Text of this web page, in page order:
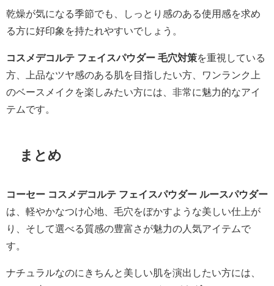
乾燥が気になる季節でも、しっとり感のある使用感を求め
る方に好印象を持たれやすいでしょう。
コスメデコルテ フェイスパウダー 毛穴対策を重視している
方、上品なツヤ感のある肌を目指したい方、ワンランク上
のベースメイクを楽しみたい方には、非常に魅力的なアイ
テムです。
まとめ
コーセー コスメデコルテ フェイスパウダー ルースパウダー
は、軽やかなつけ心地、毛穴をぼかすような美しい仕上が
り、そして選べる質感の豊富さが魅力の人気アイテムで
す。
ナチュラルなのにきちんと美しい肌を演出したい方には、